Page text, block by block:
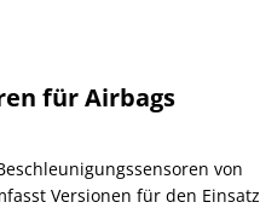
für Airbags
von
Versionen für den Einsatz